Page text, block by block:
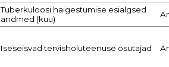
Tuberkuloosi haigestumise esialgsed
andmed (kuu)
Iseseisvad tervishoiuteenuse osutajad